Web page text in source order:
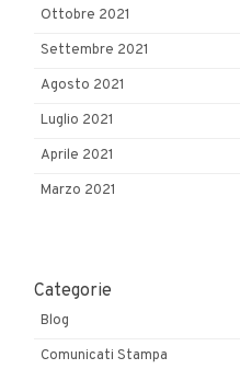
Ottobre 2021
Settembre 2021
Agosto 2021
Luglio 2021
Aprile 2021
Marzo 2021
Categorie
Blog
Comunicati Stampa